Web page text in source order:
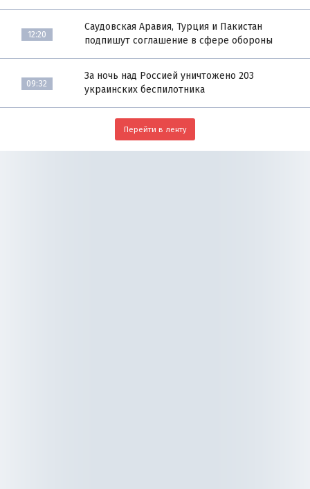
12:20
Саудовская Аравия, Турция и Пакистан
подпишут соглашение в сфере обороны
09:32
За ночь над Россией уничтожено 203
украинских беспилотника
Перейти в ленту